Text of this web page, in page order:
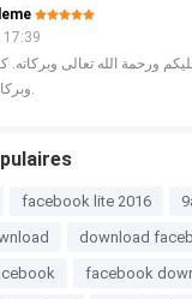
17:39
ورحمة الله تعالى وبركاته.
وبركاته في عونكم.
facebook lite 2016
download
facebook